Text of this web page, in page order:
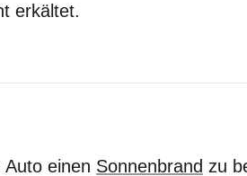
erkältet.
einen Sonnenbrand zu